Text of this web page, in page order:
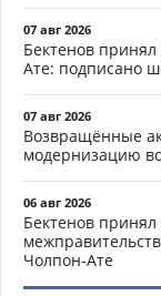
07 авг 2026
Бектенов
Ате: подписано
07 авг 2026
Возвращённые
модернизацию
06 авг 2026
Бектенов принял
Чолпон-Ате